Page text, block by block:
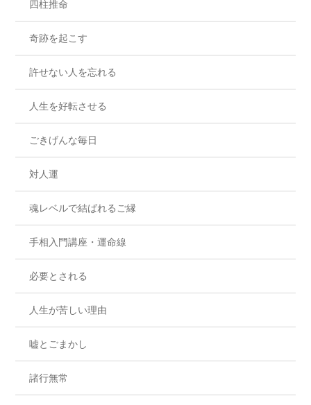
四柱推命
奇跡を起こす
許せない人を忘れる
人生を好転させる
ごきげんな毎日
対人運
魂レベルで結ばれるご縁
手相入門講座・運命線
必要とされる
人生が苦しい理由
嘘とごまかし
諸行無常